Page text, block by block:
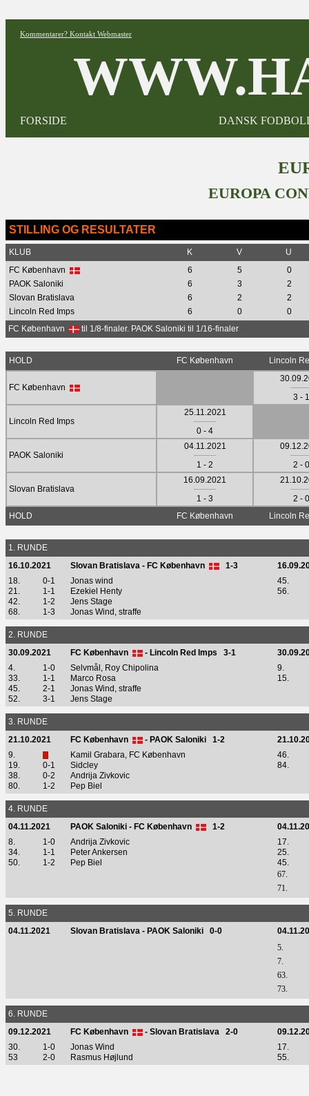
Kommentarer? Kontakt Webmaster
FORSIDE DANSK
EUROPA
STILLING OG RESULTATER
KLUB K V
U
FC København
6 5
0
PAOK Saloniki
6 3
2
Slovan Bratislava
6 2
2
Lincoln Red Imps
6 0
0
FC København
til 1/8-finaler. PAOK Saloniki til 1/16-finaler
HOLD FC København Lincoln
FC København
3 - 1
Lincoln Red Imps
25.11.2021
0 - 4
PAOK Saloniki
04.11.2021
1 - 2
2 - 0
Slovan Bratislava
16.09.2021
1 - 3
2 - 0
HOLD
FC København Lincoln
1. RUNDE
16.10.2021
Slovan Bratislava - FC København 1-3
18.
0-1 Jonas wind
45.
21.
1-1 Ezekiel Henty
56.
42.
1-2
Jens Stage
68.
1-3 Jonas Wind, straffe
2. RUNDE
30.09.2021
FC København - Lincoln Red Imps 3-1
4.
1-0 Selvmål, Roy Chipolina
9.
33.
1-1 Marco Rosa
15.
45.
2-1
Jonas Wind, straffe
52.
3-1 Jens Stage
3. RUNDE
21.10.2021
FC København - PAOK Saloniki 1-2
9.
Kamil Grabara, FC København
46.
19.
0-1 Sidcley
84.
38.
0-2
Andrija Zivkovic
80.
1-2 Pep Biel
4. RUNDE
04.11.2021
PAOK Saloniki - FC København 1-2
8.
1-0 Andrija Zivkovic
17.
34.
1-1 Peter Ankersen
25.
50.
1-2 Pep Biel
45.
67.
71.
5. RUNDE
04.11.2021
Slovan Bratislava - PAOK Saloniki 0-0
5.
7.
63.
73.
6. RUNDE
09.12.2021
FC København - Slovan Bratislava 2-0
30.
1-0 Jonas Wind
17.
53
2-0 Rasmus Højlund 55.